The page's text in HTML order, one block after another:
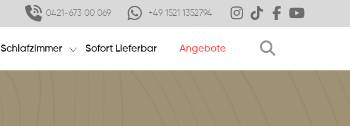
0421-673 00 069 +49 1521 1352794
Schlafzimmer Sofort Lieferbar Angebote